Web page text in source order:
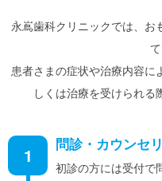
永嶌歯科クリニックでは、お
患者さまの症状や治療内容
しくは治療を受けられる
1 問診・カウンセ
初診の方には受付で